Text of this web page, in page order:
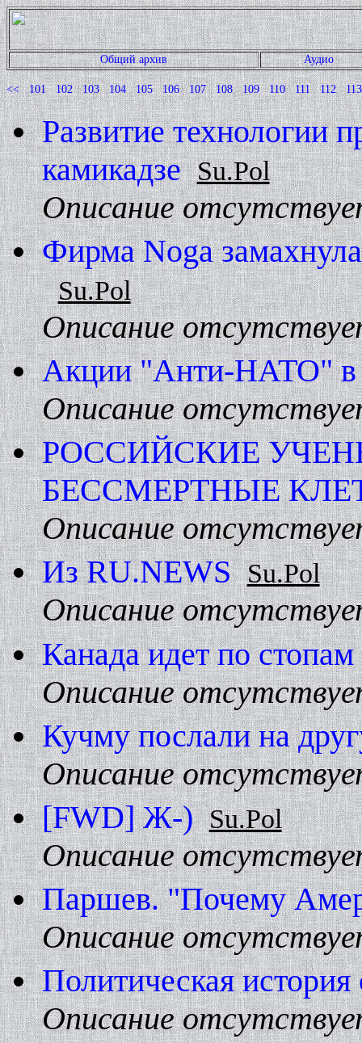
Общий архив Аудио
<< 101 102 103 104 105 106 107 108 109 110 111 112 113
Развитие технологии
камикадзе Su.Pol
Описание
Фирма Noga
Su.Pol
Описание
Акции "Анти-HАТО" в
Описание
РОССИЙСКИЕ
БЕССМЕРТHЫЕ
Описание
Из RU.NEWS Su.Pol
Описание
Канада идет по
Описание
Кучму послали на
Описание
[FWD] Ж-) Su.Pol
Описание
Паршев. "Почему
Описание
Политическая
Описание